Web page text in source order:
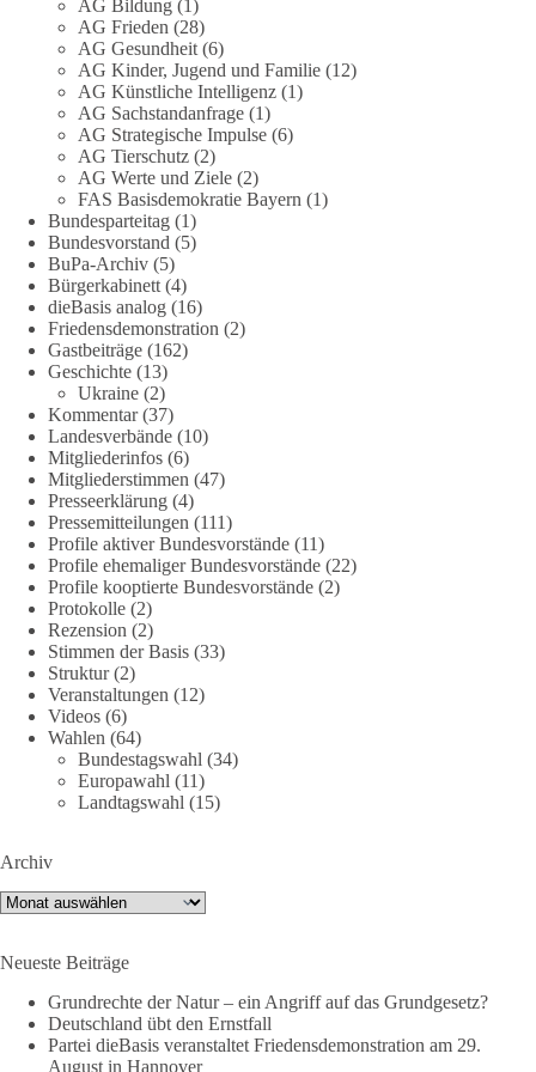
dieBasis fordert deshalb weiterhin eine unabhängige,
vollständige und transparente Aufarbeitung der Corona-Politik.
Ohne Denkverbote, ohne Vorverurteilungen und ohne Tabus.
Quellen: https://apnews.com/article/fauci-diaries-covid-origins-
rand-paul-6b25da9f75a0becbaf2886ab22643e67
https://www.tichyseinblick.de/kolumnen/aus-aller-welt/usa-
tagebuch-fauci-corona-impfung/
#dieBasis #Corona #Aufarbeitung
#Vertrauen
36 60
DieBasis
1 Tag zuvor
🕊 Wir wollen den Krieg mit Russland nicht!
Am 20. Juni 2026 fand in Berlin am Brandenburger Tor die
Demonstration mit dem Motto „Russland ist nicht unser
Feind“ statt.
Hier ein Auszug aus der Rede von der
Bundestagsabgeordneten Sevim Dağdelen (BSW).
„Wir müssen Nein sagen zu diesem stinkenden
Revanchismus!“
si=2b_C6GgNY9EB-rXw
❤️ Wir freuen uns über deine Unterstützung:
https://diebasis.de/spenden/
#dieBasis #frieden #russandistnichtunserFeind #friedenspartei
AG Bildung (1)
AG Frieden (28)
AG Gesundheit (6)
AG Kinder, Jugend und Familie (12)
AG Künstliche Intelligenz (1)
AG Sachstandanfrage (1)
AG Strategische Impulse (6)
AG Tierschutz (2)
AG Werte und Ziele (2)
FAS Basisdemokratie Bayern (1)
Bundesparteitag (1)
Bundesvorstand (5)
BuPa-Archiv (5)
Bürgerkabinett (4)
dieBasis analog (16)
Friedensdemonstration (2)
Gastbeiträge (162)
Geschichte (13)
Ukraine (2)
Kommentar(37)
Landesverbände (10)
Mitgliederinfos (6)
Mitgliederstimmen (47)
Presseerklärung (4)
Pressemitteilungen (111)
Profile aktiver Bundesvorstände (11)
Profile ehemaliger Bundesvorstände (22)
Profile kooptierte Bundesvorstände (2)
Protokolle (2)
Rezension (2)
Stimmen der Basis (33)
Struktur(2)
Veranstaltungen (12)
Videos (6)
Wahlen (64)
Bundestagswahl (34)
Europawahl (11)
Landtagswahl (15)
Archiv
Archiv
Neueste Beiträge
Grundrechte der Natur – ein Angriff auf das Grundgesetz?
Deutschland übt den Ernstfall
Partei dieBasis veranstaltet Friedensdemonstration am 29.
August in Hannover